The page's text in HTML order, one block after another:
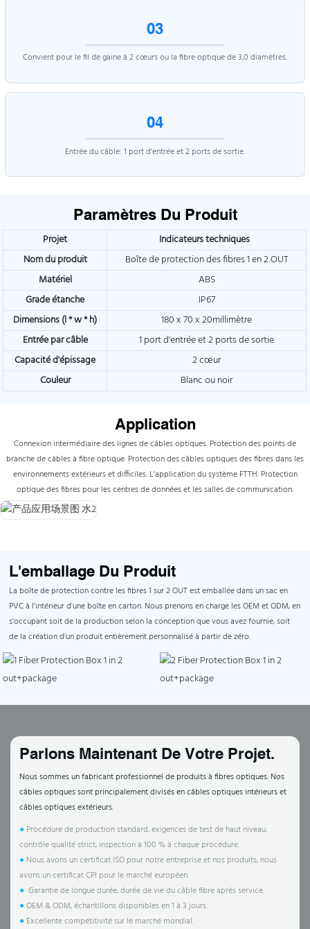
03
Convient pour le fil de gaine à 2 cœurs ou la fibre optique de 3,0 diamètres.
04
Entrée du câble: 1 port d'entrée et 2 ports de sortie.
Paramètres Du Produit
Projet
Indicateurs techniques
Nom du produit
Boîte de protection des fibres 1 en 2 OUT
Matériel
ABS
Grade étanche
IP67
Dimensions (l * w * h)
180 x 70 x 20millimètre
Entrée par câble
1 port d'entrée et 2 ports de sortie
Capacité d'épissage
2 cœur
Couleur
Blanc ou noir
Application
Connexion intermédiaire des lignes de câbles optiques. Protection des points de
branche de câbles à fibre optique. Protection des câbles optiques des fibres dans les
environnements extérieurs et difficiles. L'application du système FTTH. Protection
optique des fibres pour les centres de données et les salles de communication.
L'emballage Du Produit
La boîte de protection contre les fibres 1 sur 2 OUT est emballée dans un sac en
PVC à l'intérieur d'une boîte en carton. Nous prenons en charge les OEM et ODM, en
s'occupant soit de la production selon la conception que vous avez fournie, soit
de la création d'un produit entièrement personnalisé à partir de zéro.
Parlons Maintenant De Votre Projet.
Nous sommes un fabricant professionnel de produits à fibres optiques. Nos
câbles optiques sont principalement divisés en câbles optiques intérieurs et
câbles optiques extérieurs.
● Procédure de production standard, exigences de test de haut niveau,
contrôle qualité strict, inspection à 100 % à chaque procédure.
● Nous avons un certificat ISO pour notre entreprise et nos produits, nous
avons un certificat CPI pour le marché européen.
● Garantie de longue durée, durée de vie du câble fibre après service.
●OEM & ODM, échantillons disponibles en 1 à 3 jours.
● Excellente compétitivité sur le marché mondial.